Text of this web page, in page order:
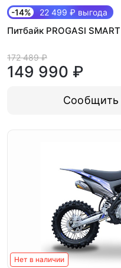
-14% 22 499 ₽ выгода
Питбайк PROGASI
172 489 ₽
149 990 ₽
Сообщить
Нет в наличии